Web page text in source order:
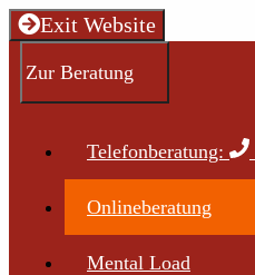
Exit Website
Inhalt
Zur Beratung
Telefonberatung:
Onlineberatung
Mental Load